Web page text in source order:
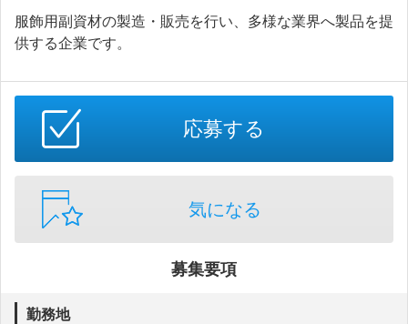
服飾用副資材の製造・販売を行い、多様な業界へ製品を提
供する企業です。
応募する
気になる
募集要項
勤務地